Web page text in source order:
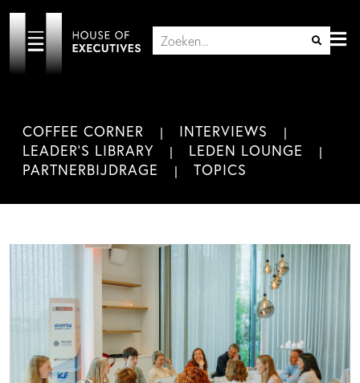
COFFEE CORNER
INTERVIEWS
LEADER'S LIBRARY
LEDEN LOUNGE
PARTNERBIJDRAGE
TOPICS